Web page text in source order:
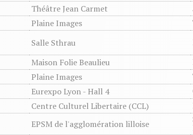
Théâtre Jean Carmet
Plaine Images
Salle Sthrau
Maison Folie Beaulieu
Plaine Images
Eurexpo Lyon - Hall 4
Centre Culturel Libertaire (CCL)
EPSM de l'agglomération lilloise